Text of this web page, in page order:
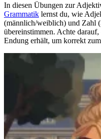
In diesen Übungen zur
Grammatik lernst du, wie
(männlich/weiblich) und Zahl
übereinstimmen. Achte
Endung erhält, um korrekt